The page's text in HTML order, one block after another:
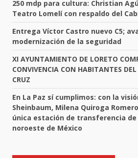
250 mdp para cultura: Christian
Teatro Lomelí con respaldo del
Entrega Víctor Castro nuevo C5;
modernización de la seguridad
XI AYUNTAMIENTO DE LORETO
CONVIVENCIA CON HABITANTES
CRUZ
En La Paz sí cumplimos: con la
Sheinbaum, Milena Quiroga
única estación de transferencia de
noroeste de México